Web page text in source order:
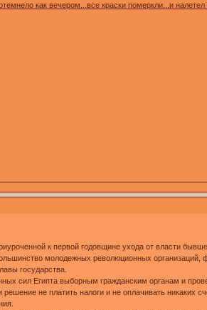
как вечером...все краски померкли...и
к первой годовщине ухода от власти
молодежных революционных организаций,
государства.
сил Египта выборным гражданским органам и
не платить налоги и не оплачивать никаких